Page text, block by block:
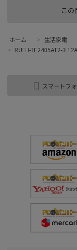
こ
ホーム > 生活家電
> RUFH-TE2405AT2-3
スマートフ